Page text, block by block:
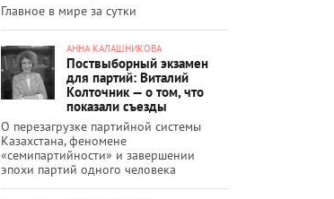
Главное в мире за сутки
АННА КАЛАШНИКОВА
Поствыборный экзамен
для партий: Виталий
Колточник — о том, что
показали съезды
О перезагрузке партийной системы
Казахстана, феномене
«семипартийности» и завершении
эпохи партий одного человека